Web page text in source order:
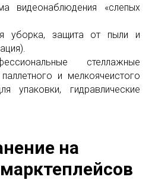
видеонаблюдения «слепых
уборка, защита от пыли и
стеллажные
и мелкоячеистого
упаковки, гидравлические
на